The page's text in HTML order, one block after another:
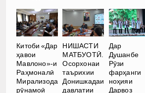
Китоби «Дар
ҳавои
Мавлоно»-и
Раҳмоналӣ
Мирализода
рӯнамоӣ
НИШАСТИ
МАТБУОТӢ.
Осорхонаи
таърихии
Донишкадаи
давлатии
Дар
Душанбе
Рӯзи
фарҳанги
ноҳияи
Дарвоз